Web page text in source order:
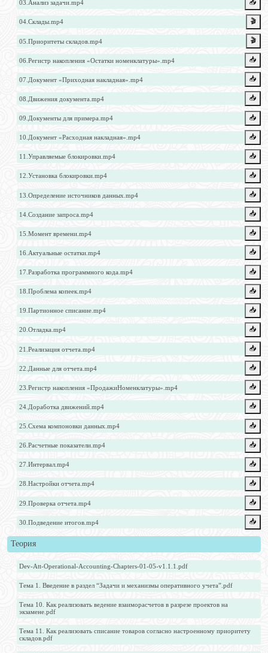
03.Анализ задачи.mp4 📥️
04.Склады.mp4 🎬
05.Приоритеты складов.mp4 🎬
06.Регистр накопления «Остатки номенклатуры».mp4 📥️
07.Документ «Приходная накладная».mp4 📥️
08.Движения документа.mp4 📥️
09.Документы для примера.mp4 📥️
10.Документ «Расходная накладная».mp4 📥️
11.Управляемые блокировки.mp4 📥️
12.Установка блокировки.mp4 📥️
13.Определение источников данных.mp4 📥️
14.Создание запроса.mp4 📥️
15.Момент времени.mp4 📥️
16.Актуальные остатки.mp4 📥️
17.Разработка программного кода.mp4 📥️
18.Проблема копеек.mp4 📥️
19.Партионное списание.mp4 📥️
20.Отладка.mp4 📥️
21.Реализация отчета.mp4 📥️
22.Данные для отчета.mp4 📥️
23.Регистр накопления «ПродажиНоменклатуры».mp4 📥️
24.Доработка движений.mp4 📥️
25.Схема компоновки данных.mp4 📥️
26.Расчетные показатели.mp4 📥️
27.Интервал.mp4 📥️
28.Настройки отчета.mp4 📥️
29.Проверка отчета.mp4 📥️
30.Подведение итогов.mp4 📥️
Теория
Dev-Att-Operational-Accounting-Chapters-01-05-v1.1.1.pdf
Тема 1. Введение в раздел “Задачи и механизмы оперативного учета”.pdf
Тема 10. Как реализовать ведение взаиморасчетов в разрезе проектов на
экзамене.pdf
Тема 11. Как реализовать списание товаров согласно настроенному приоритету
складов.pdf